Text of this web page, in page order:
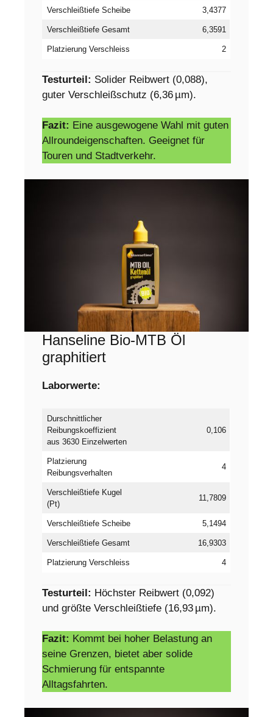
Verschleißtiefe Scheibe 3,4377
Verschleißtiefe Gesamt 6,3591
Platzierung Verschleiss 2
Testurteil: Solider Reibwert (0,088),
guter Verschleißschutz (6,36 µm).
Fazit: Eine ausgewogene Wahl mit guten
Allroundeigenschaften. Geeignet für
Touren und Stadtverkehr.
Hanseline Bio-MTB Öl
graphitiert
Laborwerte:
Durschnittlicher
Reibungskoeffizient
aus 3630 Einzelwerten
0,106
Platzierung
Reibungsverhalten
4
Verschleißtiefe Kugel
(Pt)
11,7809
Verschleißtiefe Scheibe 5,1494
Verschleißtiefe Gesamt 16,9303
Platzierung Verschleiss 4
Testurteil: Höchster Reibwert (0,092)
und größte Verschleißtiefe (16,93 µm).
Fazit: Kommt bei hoher Belastung an
seine Grenzen, bietet aber solide
Schmierung für entspannte
Alltagsfahrten.